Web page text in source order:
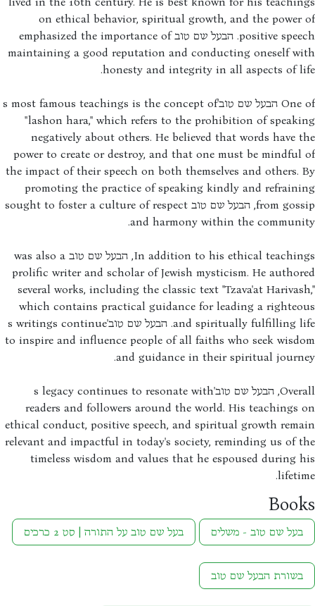
on ethical behavior, spiritual growth, and the power
positive speech. הבעל שם טוב emphasized the importance of
maintaining a good reputation and conducting oneself
honesty and integrity in all aspects of
One of הבעל שם טוב's most famous teachings is the concept of
"lashon hara," which refers to the prohibition of
negatively about others. He believed that words have
power to create or destroy, and that one must be
the impact of their speech on both themselves and others.
promoting the practice of speaking kindly and
from gossip, הבעל שם טוב sought to foster a culture of respect
and harmony within the
In addition to his ethical teachings, הבעל שם טוב was also a
prolific writer and scholar of Jewish mysticism. He
several works, including the classic text "Tzava'at
which contains practical guidance for leading a
and spiritually fulfilling life. הבעל שם טוב's writings continue
to inspire and influence people of all faiths who seek
and guidance in their spiritual
Overall, הבעל שם טוב's legacy continues to resonate with
readers and followers around the world. His teachings
ethical conduct, positive speech, and spiritual growth
relevant and impactful in today's society, reminding us of
timeless wisdom and values that he espoused during
בעל שם טוב - משלים בעל שם טוב על התורה | סט 2 כרכים
בשורת הבעל שם טוב